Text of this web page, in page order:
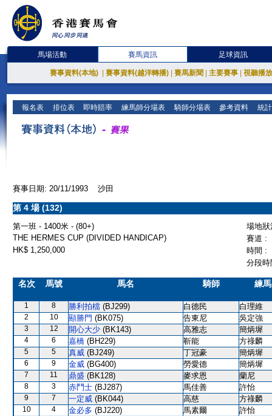
馬場活動 賽馬資訊 足球資訊
賽事資料(本地) 賽事資料(越洋轉播) 賽馬新聞 主要賽事 視聽播
報名表 排位表 即時賠率 練馬師分場表 騎師分場表 參考資料 統
賽事日期: 20/11/1993 沙田
第 4 場 (132)
第一班 - 1400米 - (80+)
場地
THE HERMES CUP (DIVIDED HANDICAP)
賽道 :
HK$ 1,250,000
時間 :
分段
名次 馬號 馬名 騎師 練
1 8 勝利拍檔 (BJ299) 白德民 白理維
2 10 顯勝門 (BK075) 告東尼 吳定強
3 12 開心大少 (BK143) 高雅志 簡炳墀
4 6 嘉橋 (BH229) 靳能 方祿麟
5 5 真威 (BJ249) 丁冠豪 簡炳墀
6 9 金威 (BG400) 勞愛德 簡炳墀
7 11 鼎盛 (BK128) 麥求恩 蘭尼
8 3 赤鬥士 (BJ287) 馬佳善 許怡
9 7 一定威 (BK044) 高慈 方祿麟
10 4 金必多 (BJ220) 馬素爾 許怡